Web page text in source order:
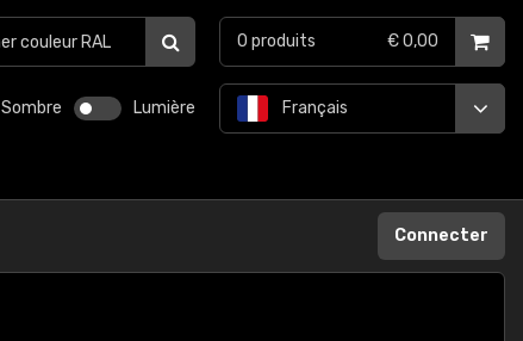
Sombre Lumière Français
0 produits € 0,00
Connecter